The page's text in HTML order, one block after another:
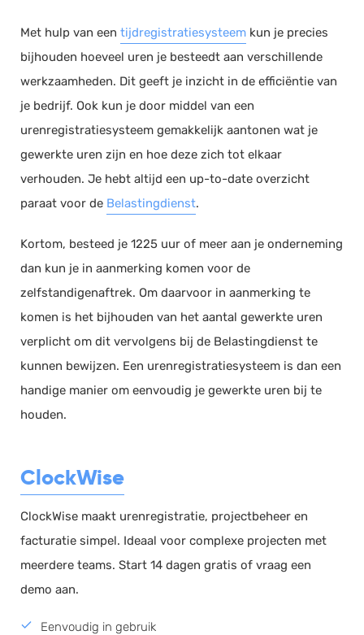
Met hulp van een tijdregistratiesysteem kun je precies
bijhouden hoeveel uren je besteedt aan verschillende
werkzaamheden. Dit geeft je inzicht in de efficiëntie van
je bedrijf. Ook kun je door middel van een
urenregistratiesysteem gemakkelijk aantonen wat je
gewerkte uren zijn en hoe deze zich tot elkaar
verhouden. Je hebt altijd een up-to-date overzicht
paraat voor de Belastingdienst.
Kortom, besteed je 1225 uur of meer aan je onderneming
dan kun je in aanmerking komen voor de
zelfstandigenaftrek. Om daarvoor in aanmerking te
komen is het bijhouden van het aantal gewerkte uren
verplicht om dit vervolgens bij de Belastingdienst te
kunnen bewijzen. Een urenregistratiesysteem is dan een
handige manier om eenvoudig je gewerkte uren bij te
houden.
ClockWise
ClockWise maakt urenregistratie, projectbeheer en
facturatie simpel. Ideaal voor complexe projecten met
meerdere teams. Start 14 dagen gratis of vraag een
demo aan.
Eenvoudig in gebruik